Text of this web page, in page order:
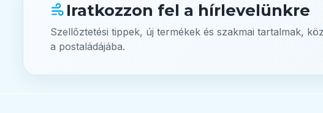
Iratkozzon fel a hírlevelünkre
Szellőztetési tippek, új termékek és szakmai tartalmak,
a postaládájába.